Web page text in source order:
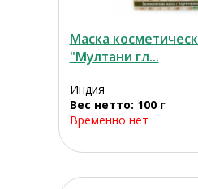
Маска
"Мултани гл...
Индия
Вес нетто: 100 г
Временно нет